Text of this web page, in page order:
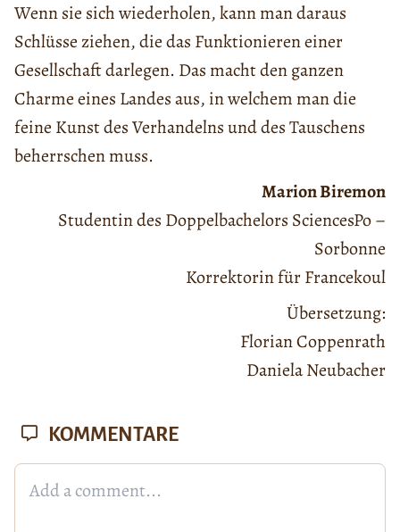
Wenn sie sich wiederholen, kann man daraus
Schlüsse ziehen, die das Funktionieren einer
Gesellschaft darlegen. Das macht den ganzen
Charme eines Landes aus, in welchem man die
feine Kunst des Verhandelns und des Tauschens
beherrschen muss.
Marion Biremon
Studentin des Doppelbachelors SciencesPo –
Sorbonne
Korrektorin für Francekoul
Übersetzung:
Florian Coppenrath
Daniela Neubacher
KOMMENTARE